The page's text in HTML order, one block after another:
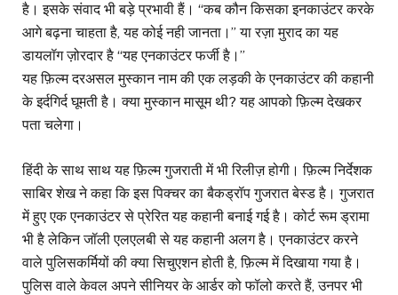
है। इसके संवाद भी बड़े प्रभावी हैं। “कब कौन किसका इनकाउंटर करके
आगे बढ़ना चाहता है, यह कोई नही जानता।” या रज़ा मुराद का यह
डायलॉग ज़ोरदार है “यह एनकाउंटर फर्जी है।”
यह फ़िल्म दरअसल मुस्कान नाम की एक लड़की के एनकाउंटर की कहानी
के इर्दगिर्द घूमती है। क्या मुस्कान मासूम थी? यह आपको फ़िल्म देखकर
पता चलेगा।
हिंदी के साथ साथ यह फ़िल्म गुजराती में भी रिलीज़ होगी। फ़िल्म निर्देशक
साबिर शेख ने कहा कि इस पिक्चर का बैकड्रॉप गुजरात बेस्ड है। गुजरात
में हुए एक एनकाउंटर से प्रेरित यह कहानी बनाई गई है। कोर्ट रूम ड्रामा
भी है लेकिन जॉली एलएलबी से यह कहानी अलग है। एनकाउंटर करने
वाले पुलिसकर्मियों की क्या सिचुएशन होती है, फ़िल्म में दिखाया गया है।
पुलिस वाले केवल अपने सीनियर के आर्डर को फॉलो करते हैं, उनपर भी